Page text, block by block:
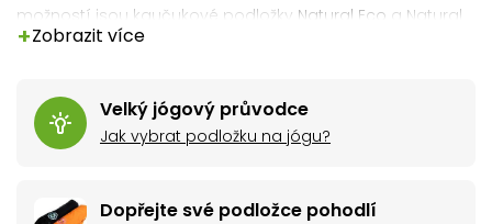
možností jsou kaučukové podložky Natural Eco a Natural
Eco Light. Jsou velmi příjemné na dotek a jejich povrch je
oceníte i to, že je můžete vyprat v pračce.
+Zobrazit více
Velký jógový průvodce
Jak vybrat podložku na jógu?
Dopřejte své podložce pohodlí